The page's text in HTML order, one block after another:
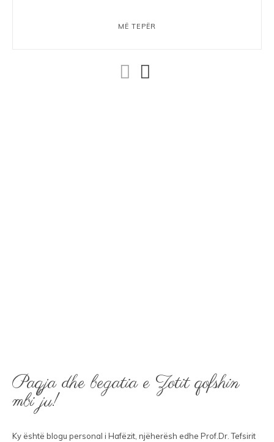
MË TEPËR
Paqja dhe begatia e Zotit qofshin
mbi ju!
Ky është blogu personal i Hafëzit, njëherësh edhe Prof.Dr. Tefsirit